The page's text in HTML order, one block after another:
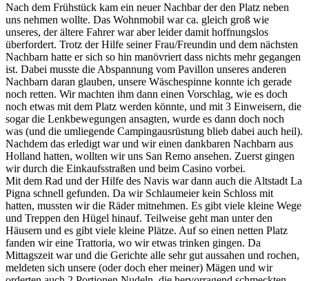
Nach dem Frühstück kam ein neuer Nachbar der den Platz neben
uns nehmen wollte. Das Wohnmobil war ca. gleich groß wie
unseres, der ältere Fahrer war aber leider damit hoffnungslos
überfordert. Trotz der Hilfe seiner Frau/Freundin und dem nächsten
Nachbarn hatte er sich so hin manövriert dass nichts mehr gegangen
ist. Dabei musste die Abspannung vom Pavillon unseres anderen
Nachbarn daran glauben, unsere Wäschespinne konnte ich gerade
noch retten. Wir machten ihm dann einen Vorschlag, wie es doch
noch etwas mit dem Platz werden könnte, und mit 3 Einweisern, die
sogar die Lenkbewegungen ansagten, wurde es dann doch noch
was (und die umliegende Campingausrüstung blieb dabei auch heil).
Nachdem das erledigt war und wir einen dankbaren Nachbarn aus
Holland hatten, wollten wir uns San Remo ansehen. Zuerst gingen
wir durch die Einkaufsstraßen und beim Casino vorbei.
Mit dem Rad und der Hilfe des Navis war dann auch die Altstadt La
Pigna schnell gefunden. Da wir Schlaumeier kein Schloss mit
hatten, mussten wir die Räder mitnehmen. Es gibt viele kleine Wege
und Treppen den Hügel hinauf. Teilweise geht man unter den
Häusern und es gibt viele kleine Plätze. Auf so einen netten Platz
fanden wir eine Trattoria, wo wir etwas trinken gingen. Da
Mittagszeit war und die Gerichte alle sehr gut aussahen und rochen,
meldeten sich unsere (oder doch eher meiner) Mägen und wir